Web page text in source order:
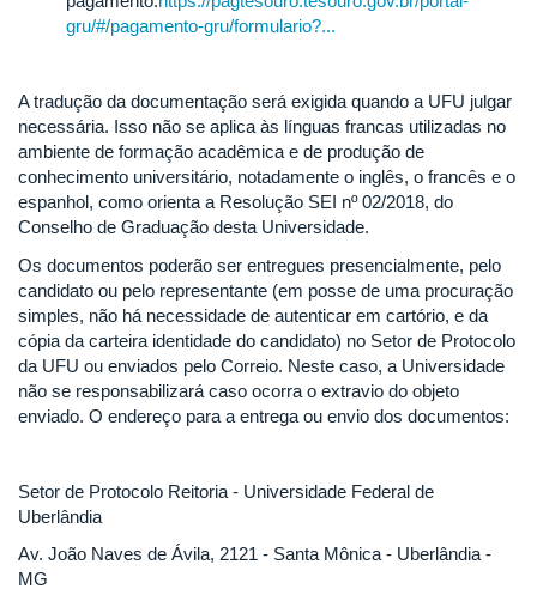
gru/#/pagamento-gru/formulario?...
A tradução da documentação será exigida quando a UFU julgar
necessária. Isso não se aplica às línguas francas utilizadas no
ambiente de formação acadêmica e de produção de
conhecimento universitário, notadamente o inglês, o francês e o
espanhol, como orienta a Resolução SEI nº 02/2018, do
Conselho de Graduação desta Universidade.
Os documentos poderão ser entregues presencialmente, pelo
candidato ou pelo representante (em posse de uma procuração
simples, não há necessidade de autenticar em cartório, e da
cópia da carteira identidade do candidato) no Setor de Protocolo
da UFU ou enviados pelo Correio. Neste caso, a Universidade
não se responsabilizará caso ocorra o extravio do objeto
enviado. O endereço para a entrega ou envio dos documentos:
Setor de Protocolo Reitoria - Universidade Federal de
Uberlândia
Av. João Naves de Ávila, 2121 - Santa Mônica - Uberlândia -
MG